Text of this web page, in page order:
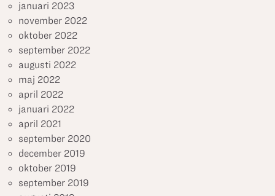
januari 2023
november 2022
oktober 2022
september 2022
augusti 2022
maj 2022
april 2022
januari 2022
april 2021
september 2020
december 2019
oktober 2019
september 2019